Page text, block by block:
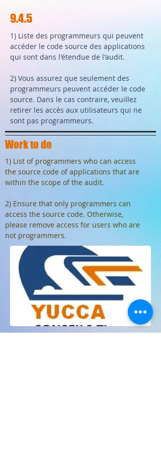
9.4.5
1) Liste des programmeurs qui peuvent
accéder le code source des applications
qui sont dans l'étendue de l'audit.
2) Vous assurez que seulement des
programmeurs peuvent accéder le code
source. Dans le cas contraire, veuillez
retirer les accès aux utilisateurs qui ne
sont pas programmeurs.
Work to do
1) List of programmers who can access
the source code of applications that are
within the scope of the audit.
2) Ensure that only programmers can
access the source code. Otherwise,
please remove access for users who are
not programmers.